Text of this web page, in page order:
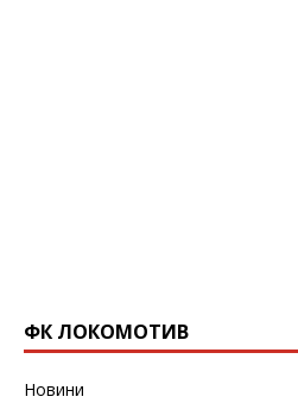
ФК ЛОКОМОТИВ
Новини